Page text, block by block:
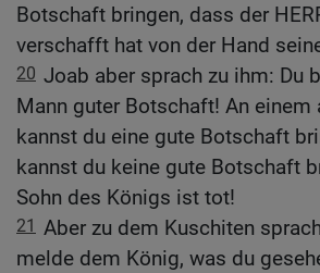
Botschaft bringen, dass der
verschafft hat von der Hand
20 Joab aber sprach zu ihm: Du
Mann guter Botschaft! An einem
kannst du eine gute Botschaft
kannst du keine gute Botschaft
Sohn des Königs ist tot!
21 Aber zu dem Kuschiten
melde dem König, was du